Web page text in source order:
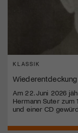
KLASSIK
Am 22. Juni 2026
Hermann Suter zum
und einer CD